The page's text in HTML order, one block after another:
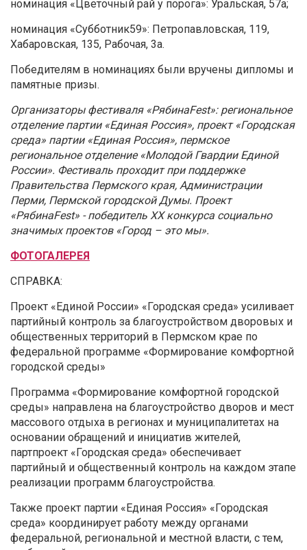
номинация «Цветочный рай у порога»: Уральская, 57а;
номинация «Субботник59»: Петропавловская, 119,
Хабаровская, 135, Рабочая, 3а.
Победителям в номинациях были вручены дипломы и
памятные призы.
Организаторы фестиваля «РябинаFest»: региональное
отделение партии «Единая Россия», проект «Городская
среда» партии «Единая Россия», пермское
региональное отделение «Молодой Гвардии Единой
России». Фестиваль проходит при поддержке
Правительства Пермского края, Администрации
Перми, Пермской городской Думы. Проект
«РябинаFest» - победитель XX конкурса социально
значимых проектов «Город – это мы».
ФОТОГАЛЕРЕЯ
СПРАВКА:
Проект «Единой России» «Городская среда» усиливает
партийный контроль за благоустройством дворовых и
общественных территорий в Пермском крае по
федеральной программе «Формирование комфортной
городской среды»
Программа «Формирование комфортной городской
среды» направлена на благоустройство дворов и мест
массового отдыха в регионах и муниципалитетах на
основании обращений и инициатив жителей,
партпроект «Городская среда» обеспечивает
партийный и общественный контроль на каждом этапе
реализации программ благоустройства.
Также проект партии «Единая Россия» «Городская
среда» координирует работу между органами
федеральной, региональной и местной власти, с тем,